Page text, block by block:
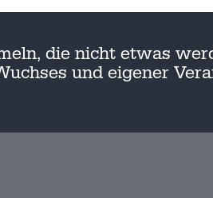
die nicht etwas
und eigener